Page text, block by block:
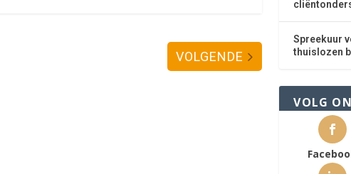
VOLGENDE
Spreekuur
thuislozen
VOLG